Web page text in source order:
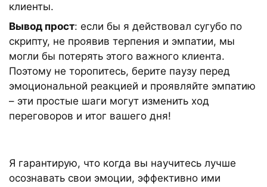
клиенты.
Вывод прост: если бы я действовал сугубо по
скрипту, не проявив терпения и эмпатии, мы
могли бы потерять этого важного клиента.
Поэтому не торопитесь, берите паузу перед
эмоциональной реакцией и проявляйте эмпатию
– эти простые шаги могут изменить ход
переговоров и итог вашего дня!
Я гарантирую, что когда вы научитесь лучше
осознавать свои эмоции, эффективно ими